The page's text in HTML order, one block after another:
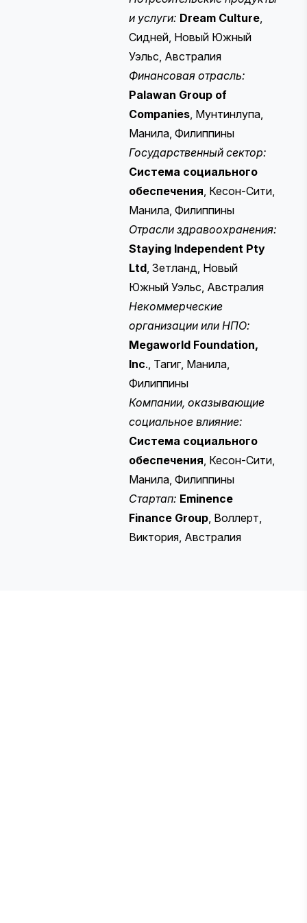
и услуги: Dream Culture
Сидней, Новый Южный
Уэльс, Австралия
Финансовая отрасль:
Palawan Group of
Companies , Мунтинлупа,
Манила, Филиппины
Государственный сектор:
Система социального
обеспечения , Кесон-Сити,
Манила, Филиппины
Отрасли здравоохранения:
Staying Independent Pty
Ltd , Зетланд, Новый
Южный Уэльс, Австралия
Некоммерческие
организации или НПО:
Megaworld Foundation,
Inc., Тагиг, Манила,
Филиппины
Компании, оказывающие
социальное влияние:
Система социального
обеспечения , Кесон-Сити,
Манила, Филиппины
Стартап: Eminence
Finance Group , Воллерт,
Виктория, Австралия